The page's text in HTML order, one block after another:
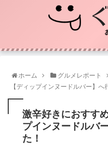
ホーム グルメレポート
【ディップインヌードルバー】へ
激辛好きにおすす
プインヌードルバ
た！